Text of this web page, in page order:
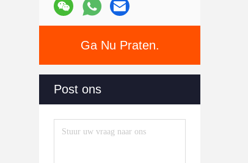
Ga Nu Praten.
Post ons